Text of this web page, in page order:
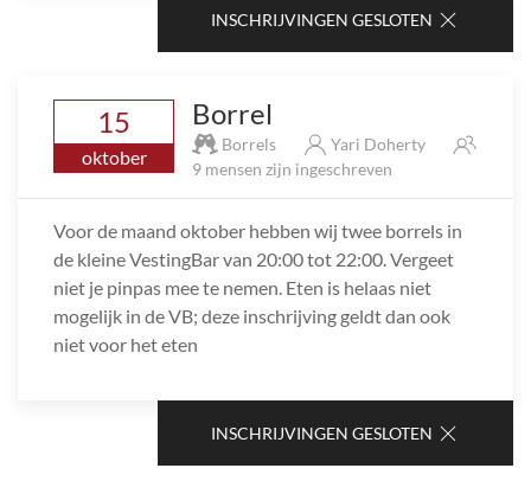
INSCHRIJVINGEN GESLOTEN
15
oktober
Borrel
Borrels
Yari Doherty
9 mensen zijn ingeschreven
Voor de maand oktober hebben wij twee borrels in
de kleine VestingBar van 20:00 tot 22:00. Vergeet
niet je pinpas mee te nemen. Eten is helaas niet
mogelijk in de VB; deze inschrijving geldt dan ook
niet voor het eten
INSCHRIJVINGEN GESLOTEN